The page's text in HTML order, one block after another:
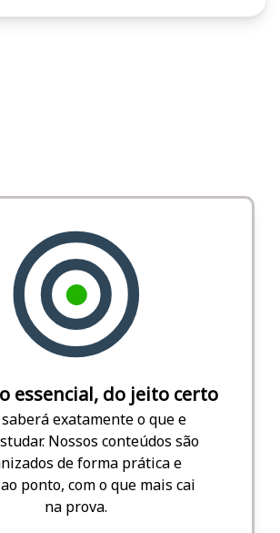
essencial, do jeito certo
saberá exatamente o que e
Nossos conteúdos são
de forma prática e
ponto, com o que mais cai
na prova.